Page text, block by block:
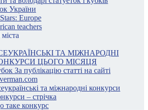
України
Europe
teachers
ТА МІЖНАРОДНІ
ЦЬОГО МІСЯЦЯ
За публікацію статті на сайті
та міжнародні конкурси
– стрічка
таке конкурс